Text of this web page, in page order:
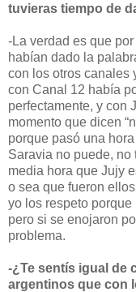
tuvieras tiempo de
-La verdad es que
habían dado la
con los otros canales
con Canal 12 había
perfectamente, y con
momento que dicen
porque pasó una
Saravia no puede, no
media hora que Jujy
o sea que fueron
yo los respeto
pero si se enojaron
problema.
-¿Te sentís igual de
argentinos que con